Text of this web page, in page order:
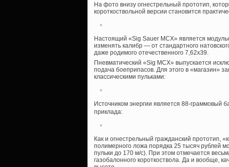
На фото внизу огнестрельный прототип,
короткоствольной версии становится
Настоящий «Sig Sauer MCX» является
изменять калибр — от стандартного
даже родимого отечественного 7,62х39.
Пневматический «Sig MCX» выпускается
подача боеприпасов. Для этого в «магазин»
классическими пульками:
Источником энергии является 88-граммовый
приклада:
Как и огнестрельный гражданский прототип,
полимерного ложа порядка 25 тысяч рублей
пульки до 170 м/с). При этом отмечается
газобалонного короткоствола. Да и вообще,